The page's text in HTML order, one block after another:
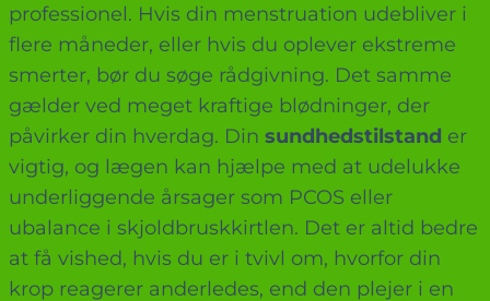
professionel. Hvis din menstruation udebliver i
flere måneder, eller hvis du oplever ekstreme
smerter, bør du søge rådgivning. Det samme
gælder ved meget kraftige blødninger, der
påvirker din hverdag. Din sundhedstilstand er
vigtig, og lægen kan hjælpe med at udelukke
underliggende årsager som PCOS eller
ubalance i skjoldbruskkirtlen. Det er altid bedre
at få vished, hvis du er i tvivl om, hvorfor din
krop reagerer anderledes, end den plejer i en